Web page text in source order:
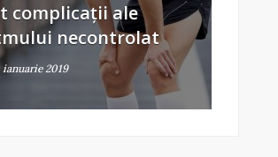
complicații ale
necontrolat
ianuarie 2019